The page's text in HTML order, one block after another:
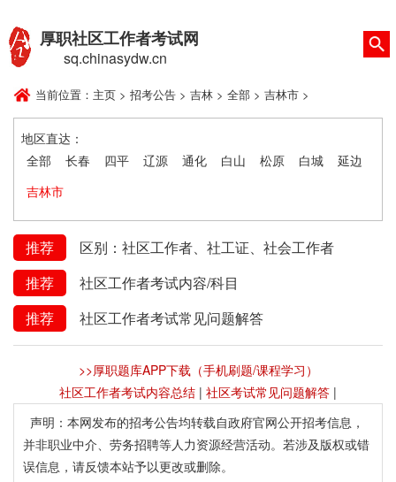
厚职社区工作者考试网
sq.chinasydw.cn
当前位置： 主页 > 招考公告 > 吉林 > 全部 > 吉林市 >
地区直达：
全部
长春 四平 辽源 通化 白山 松原 白城
延边
吉林市
推荐
区别：社区工作者、社工证、社会工作者
推荐
社区工作者考试内容/科目
推荐
社区工作者考试常见问题解答
>>厚职题库APP下载（手机刷题/课程学习）
社区工作者考试内容总结 | 社区考试常见问题解答 |
声明：本网发布的招考公告均转载自政府官网公开招考信息，
并非职业中介、劳务招聘等人力资源经营活动。若涉及版权或错
误信息，请反馈本站予以更改或删除。